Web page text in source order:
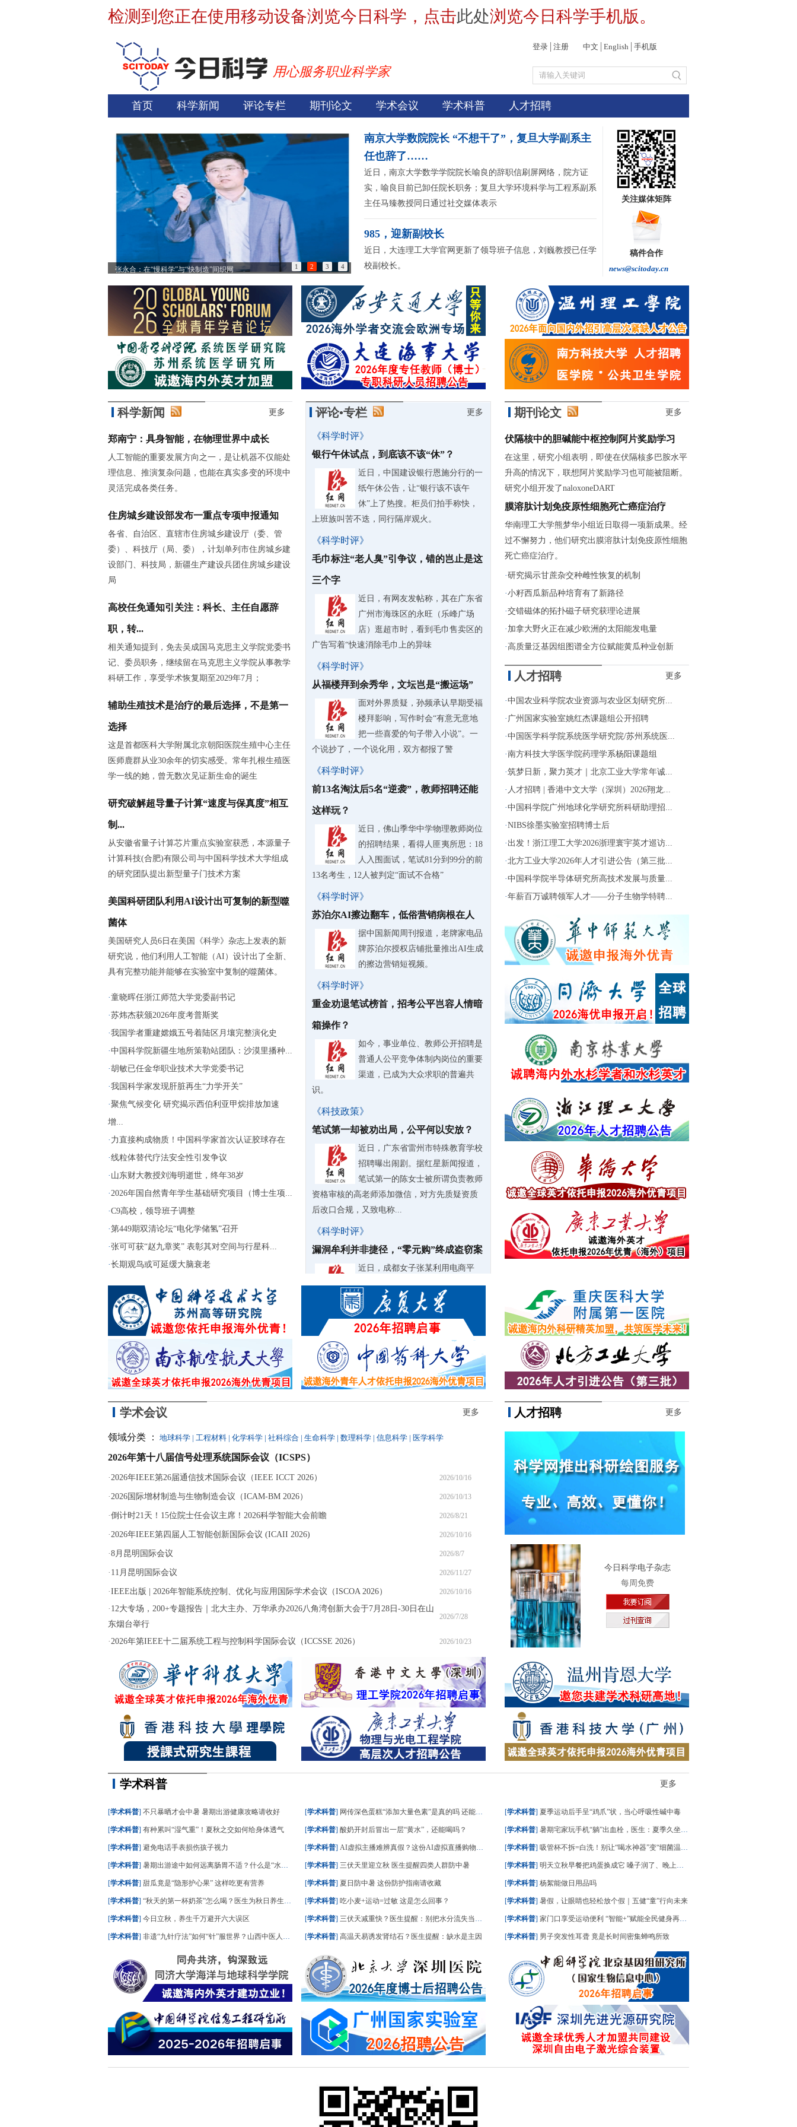
检测到您正在使用移动设备浏览今日科学，点击此处浏览今日科学手机版。
用心服务职业科学家
登录 注册 中文 English 手机版
首页 科学新闻 评论专栏 期刊论文 学术会议 学术科普 人才招聘
张永合：在“慢科学”与“快制造”间织网 85岁诺奖得主：做学问简直是世界上最有趣的事情 王继红: 做自主创新的“追光者”
1 2 3 4
南京大学数院院长 “不想干了”，复旦大学副系主
任也辞了……
近日，南京大学数学学院院长喻良的辞职信刷屏网络，院方证
实，喻良目前已卸任院长职务；复旦大学环境科学与工程系副系
主任马臻教授同日通过社交媒体表示
985，迎新副校长
近日，大连理工大学官网更新了领导班子信息，刘巍教授已任学
校副校长。
关注媒体矩阵
稿件合作
news@scitoday.cn
科学新闻 更多
郑南宁：具身智能，在物理世界中成长
人工智能的重要发展方向之一，是让机器不仅能处
理信息、推演复杂问题，也能在真实多变的环境中
灵活完成各类任务。
住房城乡建设部发布一重点专项申报通知
各省、自治区、直辖市住房城乡建设厅（委、管
委）、科技厅（局、委），计划单列市住房城乡建
设部门、科技局，新疆生产建设兵团住房城乡建设
局
高校任免通知引关注：科长、主任自愿辞
职，转...
相关通知提到，免去吴成国马克思主义学院党委书
记、委员职务，继续留在马克思主义学院从事教学
科研工作，享受学术恢复期至2029年7月；
辅助生殖技术是治疗的最后选择，不是第一
选择
这是首都医科大学附属北京朝阳医院生殖中心主任
医师鹿群从业30余年的切实感受。常年扎根生殖医
学一线的她，曾无数次见证新生命的诞生
研究破解超导量子计算“速度与保真度”相互
制...
从安徽省量子计算芯片重点实验室获悉，本源量子
计算科技(合肥)有限公司与中国科学技术大学组成
的研究团队提出新型量子门技术方案
美国科研团队利用AI设计出可复制的新型噬
菌体
美国研究人员6日在美国《科学》杂志上发表的新
研究说，他们利用人工智能（AI）设计出了全新、
具有完整功能并能够在实验室中复制的噬菌体。
·童晓晖任浙江师范大学党委副书记
·苏炜杰获颁2026年度考普斯奖
·我国学者重建嫦娥五号着陆区月壤完整演化史
·中国科学院新疆生地所策勒站团队：沙漠里播种...
·胡敏已任金华职业技术大学党委书记
·我国科学家发现肝脏再生“力学开关”
·聚焦气候变化 研究揭示西伯利亚甲烷排放加速
增...
· 力直接构成物质！中国科学家首次认证胶球存在
·线粒体替代疗法安全性引发争议
· 山东财大教授刘海明逝世，终年38岁
·2026年国自然青年学生基础研究项目（博士生项...
·C9高校，领导班子调整
·第449期双清论坛“电化学储氢”召开
·张可可获“赵九章奖” 表彰其对空间与行星科...
·长期观鸟或可延缓大脑衰老
评论•专栏 更多
《科学时评》
银行午休试点，到底该不该“休”？
近日，中国建设银行恩施分行的一
纸午休公告，让“银行该不该午
休”上了热搜。柜员们拍手称快，
上班族叫苦不迭，同行隔岸观火。
《科学时评》
毛巾标注“老人臭”引争议，错的岂止是这
三个字
近日，有网友发帖称，其在广东省
广州市海珠区的永旺（乐峰广场
店）逛超市时，看到毛巾售卖区的
广告写着“快速消除毛巾上的异味
《科学时评》
从福楼拜到余秀华，文坛岂是“搬运场”
面对外界质疑，孙频承认早期受福
楼拜影响，写作时会“有意无意地
把一些喜爱的句子带入小说”。一
个说抄了，一个说化用，双方都报了警
《科学时评》
前13名淘汰后5名“逆袭”，教师招聘还能
这样玩？
近日，佛山季华中学物理教师岗位
的招聘结果，看得人匪夷所思：18
人入围面试，笔试81分到99分的前
13名考生，12人被判定“面试不合格”
《科学时评》
苏泊尔AI擦边翻车，低俗营销病根在人
据中国新闻周刊报道，老牌家电品
牌苏泊尔授权店铺批量推出AI生成
的擦边营销短视频。
《科学时评》
重金劝退笔试榜首，招考公平岂容人情暗
箱操作？
如今，事业单位、教师公开招聘是
普通人公平竞争体制内岗位的重要
渠道，已成为大众求职的普遍共
识。
《科技政策》
笔试第一却被劝出局，公平何以安放？
近日，广东省雷州市特殊教育学校
招聘曝出闹剧。据红星新闻报道，
笔试第一的陈女士被所谓负责教师
资格审核的高老师添加微信，对方先质疑资质
后改口合规，又致电称...
《科学时评》
漏洞牟利并非捷径，“零元购”终成盗窃案
近日，成都女子张某利用电商平
台“以旧换新”活动漏洞，不花一分
钱“零元购”三千余台家电，不仅自
用还大肆转卖牟利，甚至拉拢亲友、前同事共
同参与，最终因涉嫌...
期刊论文 更多
伏隔核中的胆碱能中枢控制阿片奖励学习
在这里，研究小组表明，即使在伏隔核多巴胺水平
升高的情况下，联想阿片奖励学习也可能被阻断。
研究小组开发了naloxoneDART
膜溶肽计划免疫原性细胞死亡癌症治疗
华南理工大学熊梦华小组近日取得一项新成果。经
过不懈努力，他们研究出膜溶肽计划免疫原性细胞
死亡癌症治疗。
·研究揭示甘蔗杂交种雌性恢复的机制
·小籽西瓜新品种培育有了新路径
·交错磁体的拓扑磁子研究获理论进展
· 加拿大野火正在减少欧洲的太阳能发电量
· 高质量泛基因组图谱全方位赋能黄瓜种业创新
人才招聘 更多
·中国农业科学院农业资源与农业区划研究所...
· 广州国家实验室姚红杰课题组公开招聘
·中国医学科学院系统医学研究院/苏州系统医...
·南方科技大学医学院药理学系杨阳课题组
·筑梦日新，聚力英才｜北京工业大学常年诚...
· 人才招聘 | 香港中文大学（深圳）2026翔龙...
·中国科学院广州地球化学研究所科研助理招...
·NIBS徐墨实验室招聘博士后
· 出发！浙江理工大学2026浙理寰宇英才巡访...
·北方工业大学2026年人才引进公告（第三批...
·中国科学院半导体研究所高技术发展与质量...
·年薪百万诚聘领军人才——分子生物学特聘...
学术会议 更多
领域分类 ： 地球科学 | 工程材料 | 化学科学 | 社科综合 | 生命科学 | 数理科学 | 信息科学 | 医学科学
2026年第十八届信号处理系统国际会议（ICSPS）
·2026年IEEE第26届通信技术国际会议（IEEE ICCT 2026） 2026/10/16
·2026国际增材制造与生物制造会议（ICAM-BM 2026） 2026/10/13
·倒计时21天！15位院士任会议主席！2026科学智能大会前瞻 2026/8/21
·2026年IEEE第四届人工智能创新国际会议 (ICAII 2026) 2026/10/16
·8月昆明国际会议 2026/8/7
· 11月昆明国际会议 2026/11/27
·IEEE出版 | 2026年智能系统控制、优化与应用国际学术会议（ISCOA 2026） 2026/10/16
· 12大专场，200+专题报告｜北大主办、万华承办2026八角湾创新大会于7月28日-30日在山
东烟台举行
2026/7/28
·2026年第IEEE十二届系统工程与控制科学国际会议（ICCSSE 2026） 2026/10/23
人才招聘 更多
今日科学电子杂志
每周免费
学术科普 更多
[学术科普] 不只暴晒才会中暑 暑期出游健康攻略请收好
[学术科普] 有种累叫“湿气重”！夏秋之交如何给身体透气
[学术科普] 避免电话手表损伤孩子视力
[学术科普] 暑期出游途中如何远离肠胃不适？什么是“水土不服”？一文了解
[学术科普] 甜瓜竟是“隐形护心果” 这样吃更有营养
[学术科普] “秋天的第一杯奶茶”怎么喝？医生为秋日养生饮食划重点
[学术科普] 今日立秋，养生千万避开六大误区
[学术科普] 非遗“九针疗法”如何“针”服世界？山西中医人这样答
[学术科普] 网传深色蛋糕“添加大量色素”是真的吗 还能不能吃？
[学术科普] 酸奶开封后冒出一层“黄水”，还能喝吗？
[学术科普] AI虚拟主播难辨真假？这份AI虚拟直播购物指南请收好
[学术科普] 三伏天里迎立秋 医生提醒四类人群防中暑
[学术科普] 夏日防中暑 这份防护指南请收藏
[学术科普] 吃小麦+运动=过敏 这是怎么回事？
[学术科普] 三伏天减重快？医生提醒：别把水分流失当成减脂
[学术科普] 高温天易诱发肾结石？医生提醒：缺水是主因
[学术科普] 夏季运动后手呈“鸡爪”状，当心呼吸性碱中毒
[学术科普] 暑期宅家玩手机“躺”出血栓，医生：夏季久坐风险高
[学术科普] 吸管杯不拆=白洗！别让“喝水神器”变“细菌温床”
[学术科普] 明天立秋早餐把鸡蛋换成它 嗓子润了、晚上睡踏实了
[学术科普] 杨絮能做日用品吗
[学术科普] 暑假，让眼睛也轻松放个假｜五健“童”行向未来
[学术科普] 家门口享受运动便利 “智能+”赋能全民健身再升级
[学术科普] 男子突发性耳聋 竟是长时间密集蝉鸣所致